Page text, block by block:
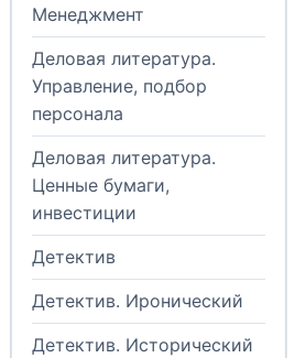
Менеджмент
Деловая литература.
Управление, подбор
персонала
Деловая литература.
Ценные бумаги,
инвестиции
Детектив
Детектив. Иронический
Детектив. Исторический